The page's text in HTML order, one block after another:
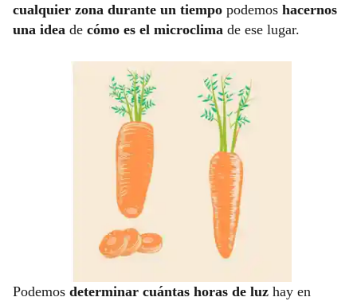
cualquier zona durante un tiempo podemos hacernos
una idea de cómo es el microclima de ese lugar.
Podemos determinar cuántas horas de luz hay en